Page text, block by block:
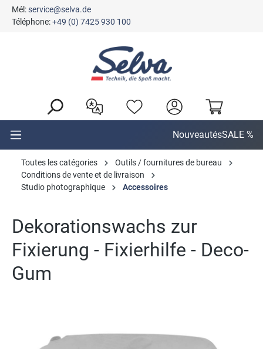
principal
Mél:service@selva.de
Téléphone:+49 (0) 7425 930 100
NouveautésSALE %
Toutes les catégories
Outils / fournitures de bureau
Conditions de vente et de livraison
Studio photographique
Accessoires
Dekorationswachs zur
Fixierung - Fixierhilfe - Deco-
Gum